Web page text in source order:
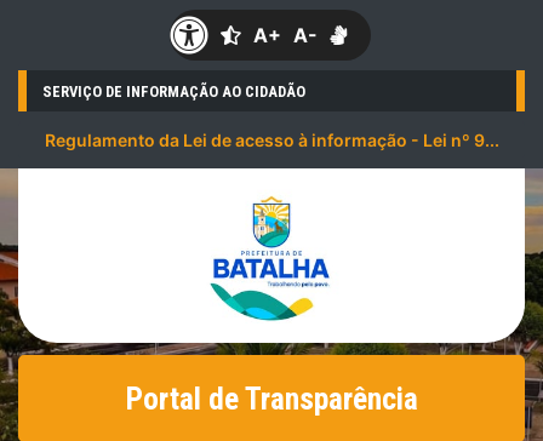
A+ A-
SERVIÇO DE INFORMAÇÃO AO CIDADÃO
Regulamento da Lei de acesso à informação - Lei nº 9...
Portal de Transparência